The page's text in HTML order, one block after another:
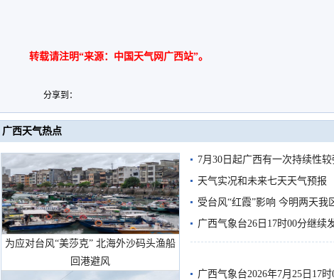
转载请注明“来源：中国天气网广西站”。
分享到：
广西天气热点
为应对台风“美莎克” 北海外沙码头渔船
回港避风
7月30日起广西有一次持续性
天气实况和未来七天天气预报
受台风“红霞”影响 今明两天我
有较强降雨
广西气象台26日17时00分继续
广西气象台2026年7月25日17